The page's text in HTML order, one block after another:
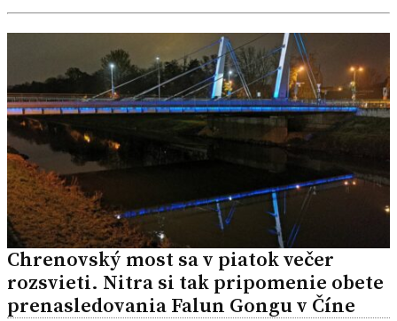
Chrenovský most sa v piatok večer
rozsvieti. Nitra si tak pripomenie obete
prenasledovania Falun Gongu v Číne